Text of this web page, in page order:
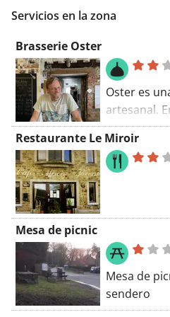
Servicios en la zona
Brasserie Oster
Oster es
artesanal.
invitados
humor y un
No se
En la
verano en
Restaurante Le Miroir
Mesa de picnic
Mesa de
sendero